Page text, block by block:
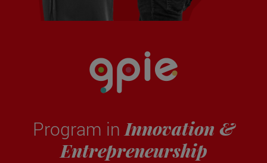
Program inInnovation &
Entrepreneurship